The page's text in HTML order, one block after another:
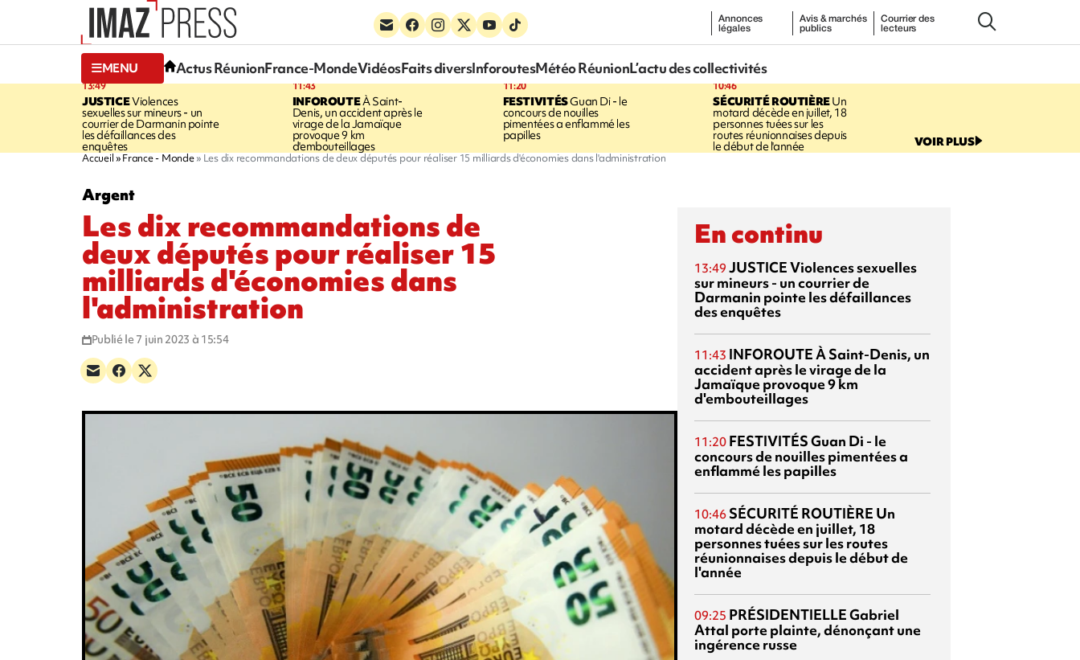
Annonces
légales
Avis & marchés
publics
Courrier des
lecteurs
MENU Actus RéunionFrance-MondeVidéosFaits diversInforoutesMétéo RéunionL’actu des collectivités
13:49
JUSTICEViolences
sexuelles sur mineurs - un
courrier de Darmanin pointe
les défaillances des
enquêtes
11:43
INFOROUTEÀ Saint-
Denis, un accident après le
virage de la Jamaïque
provoque 9 km
d'embouteillages
11:20
FESTIVITÉSGuan Di - le
concours de nouilles
pimentées a enflammé les
papilles
10:46
SÉCURITÉ ROUTIÈREUn
motard décède en juillet, 18
personnes tuées sur les
routes réunionnaises depuis
le début de l'année VOIR PLUS
Accueil France - Monde Les dix recommandations de deux députés pour réaliser 15 milliards d'économies dans l'administration
Argent
Les dix recommandations de
deux députés pour réaliser 15
milliards d'économies dans
l'administration
Publié le 7 juin 2023 à 15:54
En continu
13:49 JUSTICEViolences sexuelles
sur mineurs - un courrier de
Darmanin pointe les défaillances
des enquêtes
11:43 INFOROUTEÀ Saint-Denis, un
accident après le virage de la
Jamaïque provoque 9 km
d'embouteillages
11:20 FESTIVITÉSGuan Di - le
concours de nouilles pimentées a
enflammé les papilles
10:46 SÉCURITÉ ROUTIÈRE Un
motard décède en juillet, 18
personnes tuées sur les routes
réunionnaises depuis le début de
l'année
09:25 PRÉSIDENTIELLEGabriel
Attal porte plainte, dénonçant une
ingérence russe